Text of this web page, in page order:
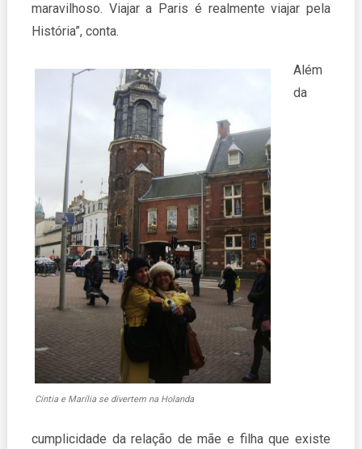
maravilhoso. Viajar a Paris é realmente viajar pela
História”, conta.
Cíntia e Marília se divertem na Holanda
Além
da
cumplicidade da relação de mãe e filha que existe